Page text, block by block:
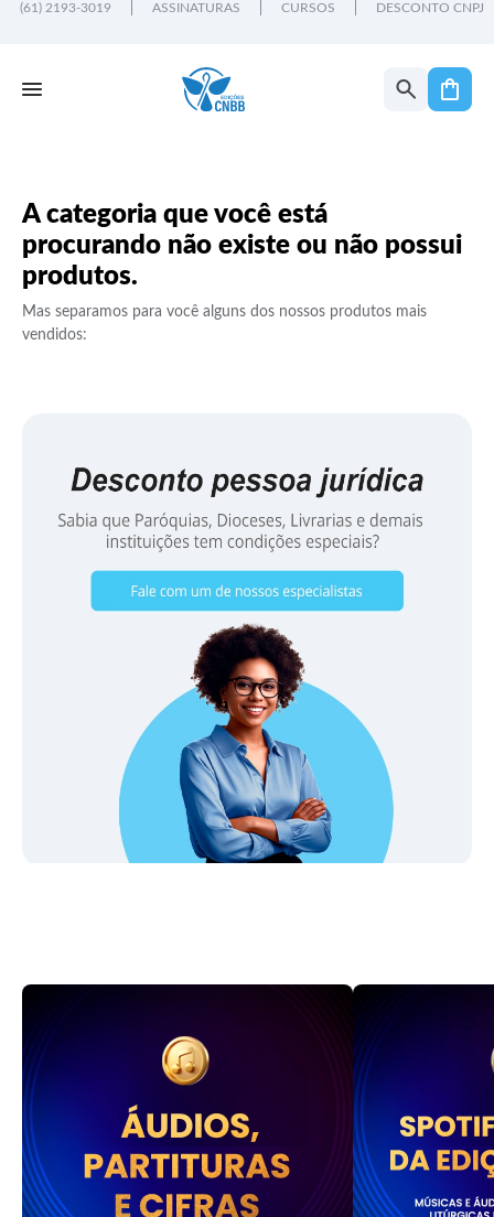
(61) 2193-3019 ASSINATURAS CURSOS DESCONTO CNPJ
A categoria que você está
procurando não existe ou não possui
produtos.
Mas separamos para você alguns dos nossos produtos mais
vendidos: